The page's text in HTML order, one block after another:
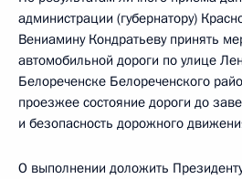
администрации (губернатору)
Вениамину Кондратьеву принять
автомобильной дороги по улице
Белореченске Белореченского
проезжее состояние дороги до
и безопасность дорожного
О выполнении доложить